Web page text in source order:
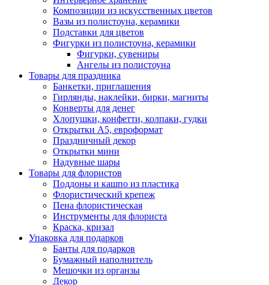
Композиции из искусственных цветов
Вазы из полистоуна, керамики
Подставки для цветов
Фигурки из полистоуна, керамики
Фигурки, сувениры
Ангелы из полистоуна
Товары для праздника
Банкетки, приглашения
Гирлянды, наклейки, бирки, магниты
Конверты для денег
Хлопушки, конфетти, колпаки, гудки
Открытки А5, евроформат
Праздничный декор
Открытки мини
Надувные шары
Товары для флористов
Поддоны и кашпо из пластика
Флористический крепеж
Пена флористическая
Инструменты для флориста
Краска, кризал
Упаковка для подарков
Банты для подарков
Бумажный наполнитель
Мешочки из органзы
Декор